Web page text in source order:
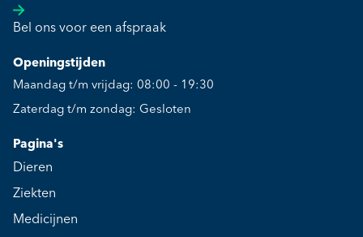
Bel ons voor een afspraak
Openingstijden
Maandag t/m vrijdag: 08:00 - 19:30
Zaterdag t/m zondag: Gesloten
Pagina's
Dieren
Ziekten
Medicijnen